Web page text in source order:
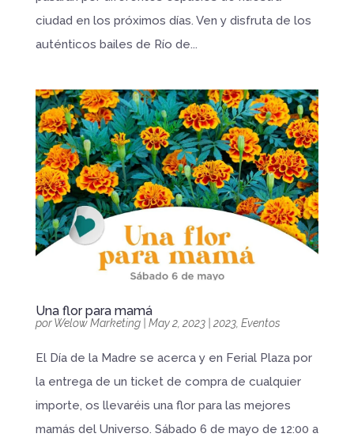
ciudad en los próximos días. Ven y disfruta de los
auténticos bailes de Río de...
Una flor para mamá
porWelow Marketing| May 2, 2023| 2023, Eventos
El Día de la Madre se acerca y en Ferial Plaza por
la entrega de un ticket de compra de cualquier
importe, os llevaréis una flor para las mejores
mamás del Universo. Sábado 6 de mayo de 12:00 a